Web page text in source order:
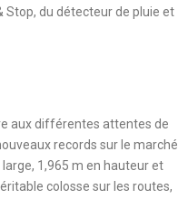
Stop, du détecteur de pluie et
aux différentes attentes de
records sur le marché
1,965 m en hauteur et
colosse sur les routes,